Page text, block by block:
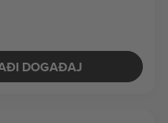
DOGAĐAJ